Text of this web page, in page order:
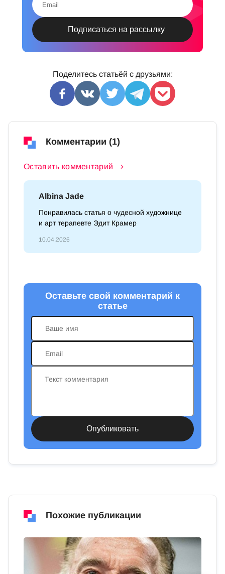
Поделитесь статьёй с друзьями:
Комментарии (1)
Оставить комментарий
Albina Jade
Понравилась статья о чудесной художнице
и арт терапевте Эдит Крамер
10.04.2026
Оставьте свой комментарий к
статье
Похожие публикации